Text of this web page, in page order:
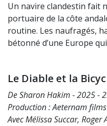
Un navire clandestin fait
portuaire de la côte
routine. Les naufragés,
bétonné d’une Europe
Le Diable et la
De Sharon Hakim - 2025 -
Production : Aeternam films
Avec Mélissa Succar,